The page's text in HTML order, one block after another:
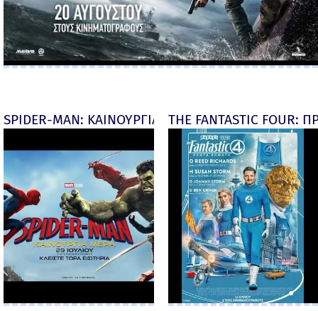
SPIDER-MAN: ΚΑΙΝΟΥΡΓΙΑ ΜΕΡΑ (Spider-Man:
THE FANTASTIC